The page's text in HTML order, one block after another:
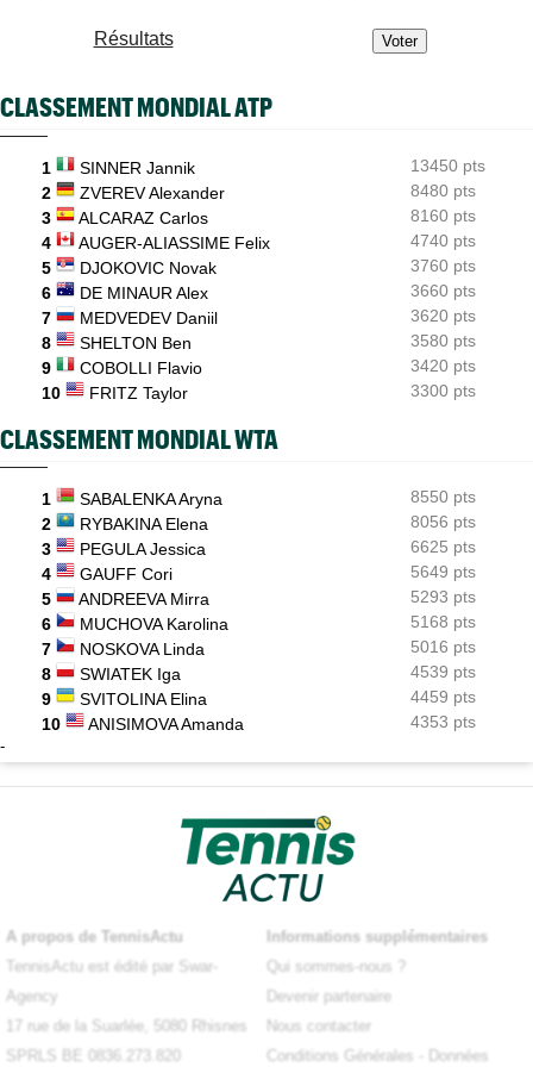
ATP - Montréal
Coup dur à domicile pour Auger-Aliassime, Droguet saisit sa
WTA - Toronto
08:36
ATP / WTA
Tous les résultats de ce mercredi 5 août 2026 et de la nuit
08:14
ATP - Blessure
Les galères continuent pour Sebastian Korda, opéré du dos...
Résultats
CLASSEMENT MONDIAL ATP
1 SINNER Jannik
13450 pts
2
ZVEREV Alexander
8480 pts
3
ALCARAZ Carlos
8160 pts
4
AUGER-ALIASSIME Felix
4740 pts
5
DJOKOVIC Novak
3760 pts
6
DE MINAUR Alex
3660 pts
7
MEDVEDEV Daniil
3620 pts
8
SHELTON Ben
3580 pts
9
COBOLLI Flavio
3420 pts
10
FRITZ Taylor 3300 pts
CLASSEMENT MONDIAL WTA
1 SABALENKA Aryna
8550 pts
2
RYBAKINA Elena
8056 pts
3
PEGULA Jessica
6625 pts
4
GAUFF Cori
5649 pts
5
ANDREEVA Mirra
5293 pts
6
MUCHOVA Karolina
5168 pts
7
NOSKOVA Linda
5016 pts
8
SWIATEK Iga
4539 pts
9
SVITOLINA Elina
4459 pts
10
ANISIMOVA Amanda 4353 pts
-
A propos de TennisActu
TennisActu est édité par Swar-
Agency
17 rue de la Suarlée, 5080 Rhisnes
SPRLS BE 0836.273.820
Informations supplémentaires
Qui sommes-nous ?
Devenir partenaire
Nous contacter
Conditions Générales
Données